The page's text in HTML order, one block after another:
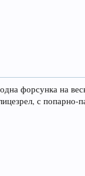
форсунка на
с